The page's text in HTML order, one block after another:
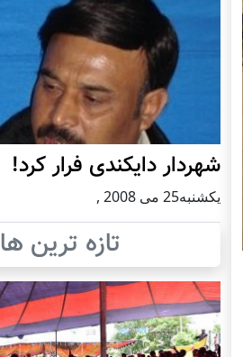
شهردار دايکندی فرار کرد!
يكشنبه25 می 2008 ,
تازه ترین ها